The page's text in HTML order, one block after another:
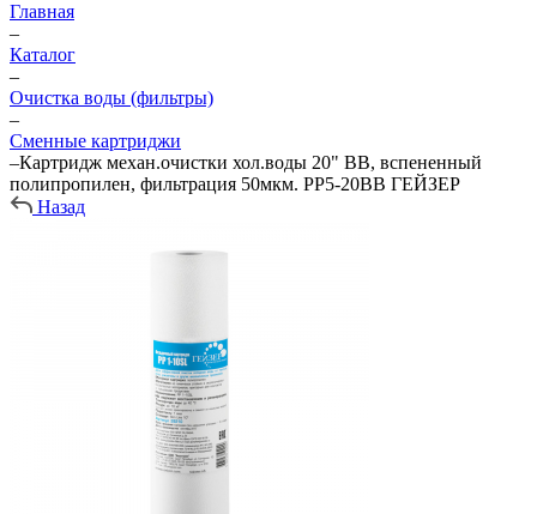
Главная
–
Каталог
–
Очистка воды (фильтры)
–
Сменные картриджи
–Картридж механ.очистки хол.воды 20" BB, вспененный
полипропилен, фильтрация 50мкм. PP5-20BB ГЕЙЗЕР
Назад